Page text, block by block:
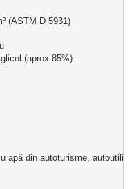
(ASTM D 5931)
glicol (aprox 85%)
apă din autoturisme,